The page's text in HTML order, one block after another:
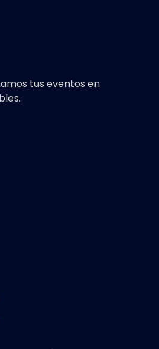
tus eventos en